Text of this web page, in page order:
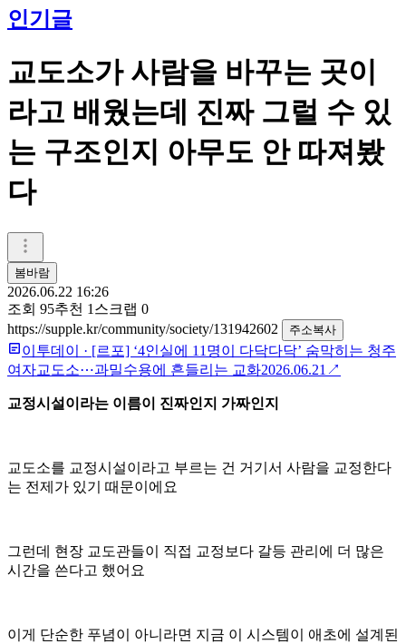
인기글
교도소가 사람을 바꾸는 곳이
라고 배웠는데 진짜 그럴 수 있
는 구조인지 아무도 안 따져봤
다
봄바람
2026.06.22 16:26
조회 95추천 1 스크랩 0
https://supple.kr/community/society/131942602
주소복사
이투데이 · [르포] ‘4인실에 11명이 다닥다닥’ 숨막히는 청주
여자교도소⋯과밀수용에 흔들리는 교화2026.06.21 ↗
교정시설이라는 이름이 진짜인지 가짜인지
교도소를 교정시설이라고 부르는 건 거기서 사람을 교정한다
는 전제가 있기 때문이에요
그런데 현장 교도관들이 직접 교정보다 갈등 관리에 더 많은
시간을 쓴다고 했어요
이게 단순한 푸념이 아니라면 지금 이 시스템이 애초에 설계된